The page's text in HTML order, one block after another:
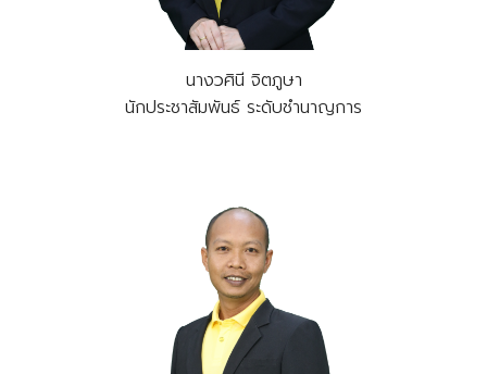
นางวศินี จิตภูษา
นักประชาสัมพันธ์ ระดับชำนาญการ